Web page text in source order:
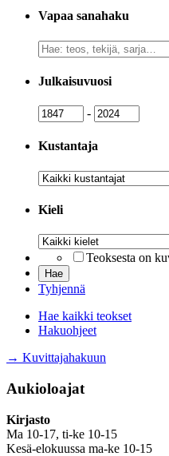
Vapaa sanahaku
Vapaa
sanahaku
Julkaisuvuosi
Julkaisuvuosi
- Julkaisuvuosi
Kustantaja
Kustantaja
Kieli
Kieli
Teoksesta on
Tyhjennä
Hae kaikki teokset
Hakuohjeet
→ Kuvittajahakuun
Aukioloajat
Kirjasto
Ma 10-17, ti-ke 10-15
Kesä-elokuussa ma-ke 10-15